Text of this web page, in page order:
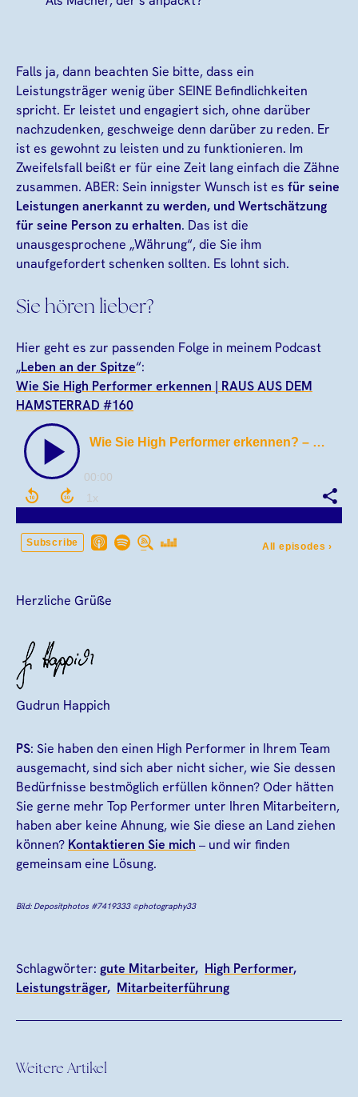
Falls ja, dann beachten Sie bitte, dass ein
Leistungsträger wenig über SEINE Befindlichkeiten
spricht. Er leistet und engagiert sich, ohne darüber
nachzudenken, geschweige denn darüber zu reden. Er
ist es gewohnt zu leisten und zu funktionieren. Im
Zweifelsfall beißt er für eine Zeit lang einfach die Zähne
zusammen. ABER: Sein innigster Wunsch ist es für seine
Leistungen anerkannt zu werden, und Wertschätzung
für seine Person zu erhalten. Das ist die
unausgesprochene „Währung“, die Sie ihm
unaufgefordert schenken sollten. Es lohnt sich.
Sie hören lieber?
Hier geht es zur passenden Folge in meinem Podcast
„Leben an der Spitze“:
Wie Sie High Performer erkennen | RAUS AUS DEM
HAMSTERRAD #160
Herzliche Grüße
Gudrun Happich
PS: Sie haben den einen High Performer in Ihrem Team
ausgemacht, sind sich aber nicht sicher, wie Sie dessen
Bedürfnisse bestmöglich erfüllen können? Oder hätten
Sie gerne mehr Top Performer unter Ihren Mitarbeitern,
haben aber keine Ahnung, wie Sie diese an Land ziehen
können? Kontaktieren Sie mich – und wir finden
gemeinsam eine Lösung.
Bild: Depositphotos #7419333 ©photography33
Schlagwörter: gute Mitarbeiter
High Performer
Leistungsträger
Mitarbeiterführung
Weitere Artikel